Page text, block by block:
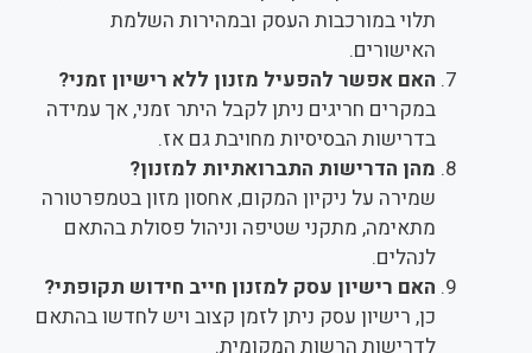
תלוי במורכבות העסק ובמהירות השלמת
האישורים.
האם אפשר להפעיל מזנון ללא רישיון זמני?
במקרים חריגים ניתן לקבל היתר זמני, אך עמידה
בדרישות הבסיסיות מחויבת גם אז.
מהן הדרישות התברואתיות למזנון?
שמירה על ניקיון המקום, אחסון מזון בטמפרטורה
מתאימה, מתקני שטיפה וניהול פסולת בהתאם
לנהלים.
האם רישיון עסק למזנון חייב חידוש תקופתי?
כן, רישיון עסק ניתן לזמן קצוב ויש לחדשו בהתאם
לדרישות הרשות המקומית.